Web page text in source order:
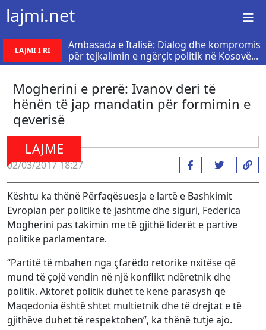
lajmi.net
LAJMI I RI
Ambasada e Italisë: Dialog dhe kompromis
për tejkalimin e ngërçit politik në Kosovë...
Mogherini e prerë: Ivanov deri të
hënën të jap mandatin për formimin e
qeverisë
LAJME
02/03/2017 18:27
Kështu ka thënë Përfaqësuesja e lartë e Bashkimit
Evropian për politikë të jashtme dhe siguri, Federica
Mogherini pas takimin me të gjithë liderët e partive
politike parlamentare.
“Partitë të mbahen nga çfarëdo retorike nxitëse që
mund të çojë vendin në një konflikt ndëretnik dhe
politik. Aktorët politik duhet të kenë parasysh që
Maqedonia është shtet multietnik dhe të drejtat e të
gjithëve duhet të respektohen”, ka thënë tutje ajo.